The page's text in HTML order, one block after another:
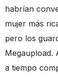
habrían
mujer más
pero los
Megaupload.
a tiempo